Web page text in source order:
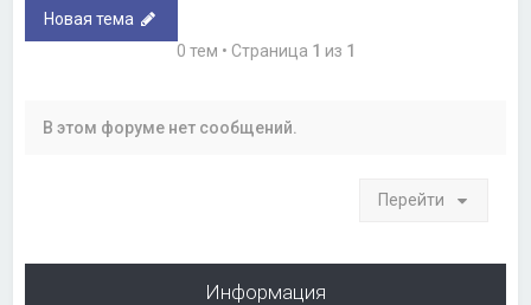
Новая тема
0 тем • Страница 1 из 1
В этом форуме нет сообщений.
Перейти
Информация